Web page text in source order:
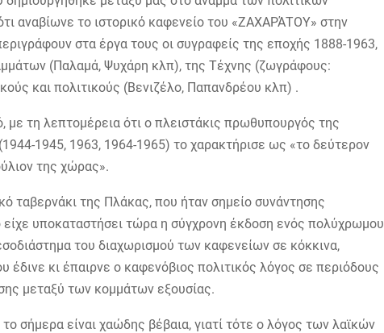
αναβίωνε το ιστορικό καφενείο του «ΖΑΧΑΡΆΤΟΥ» στην
στα έργα τους οι συγραφείς της εποχής 1888-1963,
(Παλαμά, Ψυχάρη κλπ), της Τέχνης (ζωγράφους:
και πολιτικούς (Βενιζέλο, Παπανδρέου κλπ) .
τη λεπτομέρεια ότι ο πλειστάκις πρωθυπουργός της
1945, 1963, 1964-1965) το χαρακτήρισε ως «το δεύτερον
της χώρας».
ταβερνάκι της Πλάκας, που ήταν σημείο συνάντησης
υποκαταστήσει τώρα η σύγχρονη έκδοση ενός πολύχρωμου
του διαχωρισμού των καφενείων σε κόκκινα,
έδινε κι έπαιρνε ο καφενόβιος πολιτικός λόγος σε περιόδους
μεταξύ των κομμάτων εξουσίας.
σήμερα είναι χαώδης βέβαια, γιατί τότε ο λόγος των λαϊκών